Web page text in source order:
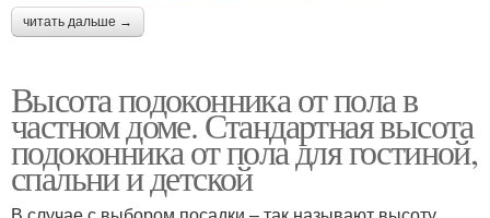
читать дальше →
Высота подоконника от пола в
частном доме. Стандартная высота
подоконника от пола для гостиной,
спальни и детской